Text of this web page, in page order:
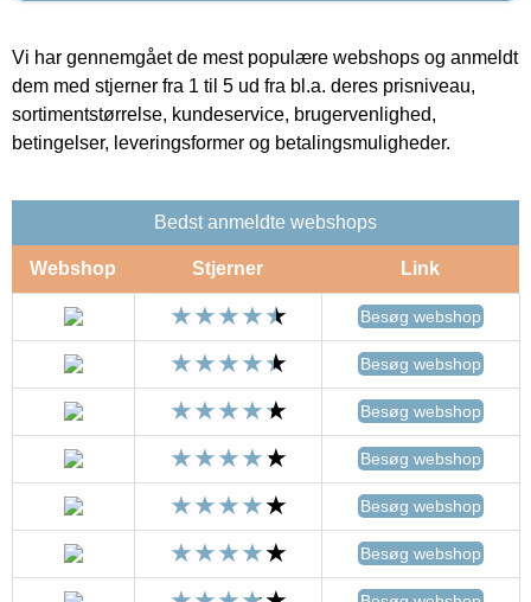
Vi har gennemgået de mest populære webshops og anmeldt
dem med stjerner fra 1 til 5 ud fra bl.a. deres prisniveau,
sortimentstørrelse, kundeservice, brugervenlighed,
betingelser, leveringsformer og betalingsmuligheder.
Bedst anmeldte webshops
Webshop Stjerner Link
Besøg webshop
Besøg webshop
Besøg webshop
Besøg webshop
Besøg webshop
Besøg webshop